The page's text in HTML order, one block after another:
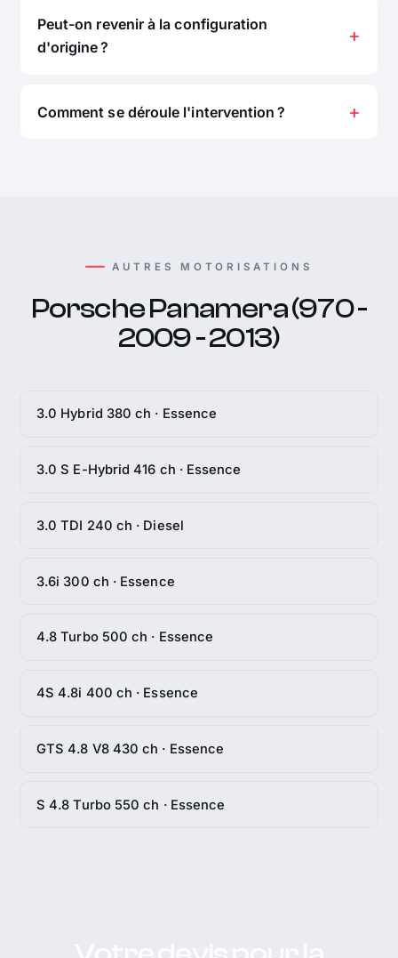
Peut-on revenir à la configuration
d'origine ?
Comment se déroule l'intervention ?
AUTRES MOTORISATIONS
Porsche Panamera (970 -
2009 - 2013)
3.0 Hybrid 380 ch · Essence
3.0 S E-Hybrid 416 ch · Essence
3.0 TDI 240 ch · Diesel
3.6i 300 ch · Essence
4.8 Turbo 500 ch · Essence
4S 4.8i 400 ch · Essence
GTS 4.8 V8 430 ch · Essence
S 4.8 Turbo 550 ch · Essence